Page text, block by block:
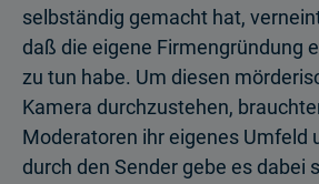
selbständig gemacht hat,
daß die eigene Firmengründung
zu tun habe. Um diesen
Kamera durchzustehen,
Moderatoren ihr eigenes Umfeld
durch den Sender gebe es dabei